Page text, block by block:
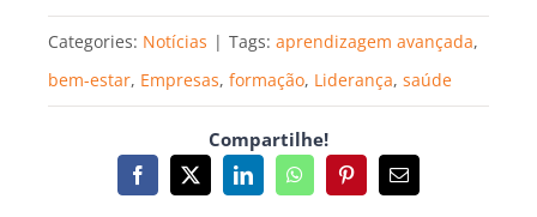
Categories: Notícias | Tags: aprendizagem avançada,
bem-estar, Empresas, formação, Liderança, saúde
Compartilhe!
Facebook
X LinkedInWhatsAppPinterestEmail